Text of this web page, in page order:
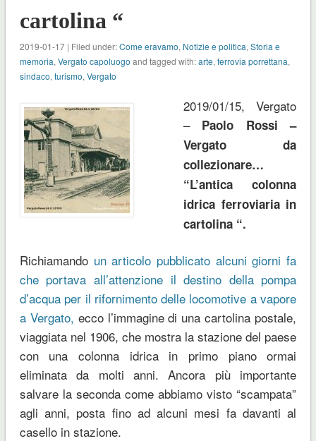
cartolina “
2019-01-17 | Filed under:Come eravamo, Notizie e politica, Storia e
memoria, Vergato capoluogo and tagged with:arte, ferrovia porrettana,
sindaco, turismo, Vergato
2019/01/15, Vergato
– Paolo Rossi –
Vergato da
collezionare…
“L’antica colonna
idrica ferroviaria in
cartolina “.
Richiamando un articolo pubblicato alcuni giorni fa
che portava all’attenzione il destino della pompa
d’acqua per il rifornimento delle locomotive a vapore
a Vergato, ecco l’immagine di una cartolina postale,
viaggiata nel 1906, che mostra la stazione del paese
con una colonna idrica in primo piano ormai
eliminata da molti anni. Ancora più importante
salvare la seconda come abbiamo visto “scampata”
agli anni, posta fino ad alcuni mesi fa davanti al
casello in stazione.